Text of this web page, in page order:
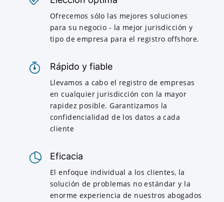
Ofrecemos sólo las mejores soluciones
para su negocio - la mejor jurisdicción y
tipo de empresa para el registro offshore.
Rápido y fiable
Llevamos a cabo el registro de empresas
en cualquier jurisdicción con la mayor
rapidez posible. Garantizamos la
confidencialidad de los datos a cada
cliente
Eficacia
El enfoque individual a los clientes, la
solución de problemas no estándar y la
enorme experiencia de nuestros abogados